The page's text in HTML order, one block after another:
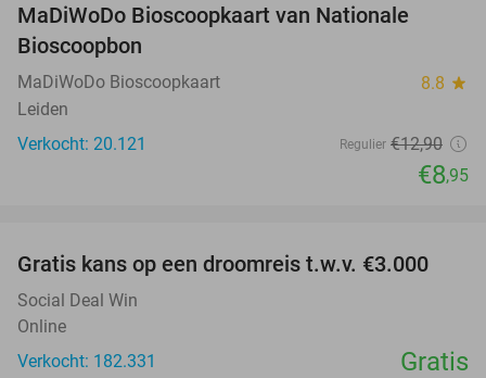
MaDiWoDo Bioscoopkaart van Nationale
Bioscoopbon
MaDiWoDo Bioscoopkaart 8.8 star
Leiden
Verkocht: 20.121
Regulier €12,90
€8,95
Gratis kans op een droomreis t.w.v. €3.000
Social Deal Win
Online
Verkocht: 182.331
Gratis